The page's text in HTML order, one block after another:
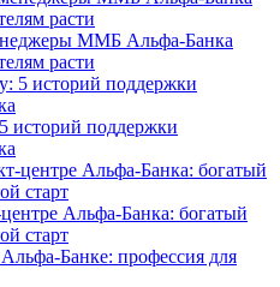
ММБ Альфа-Банка
расти
историй поддержки
Альфа-Банка: богатый
старт